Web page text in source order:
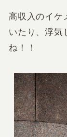
高収入のイケ
いたり、浮気
ね！！